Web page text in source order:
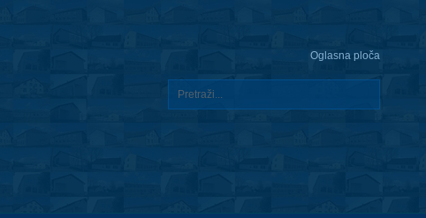
Oglasna ploča